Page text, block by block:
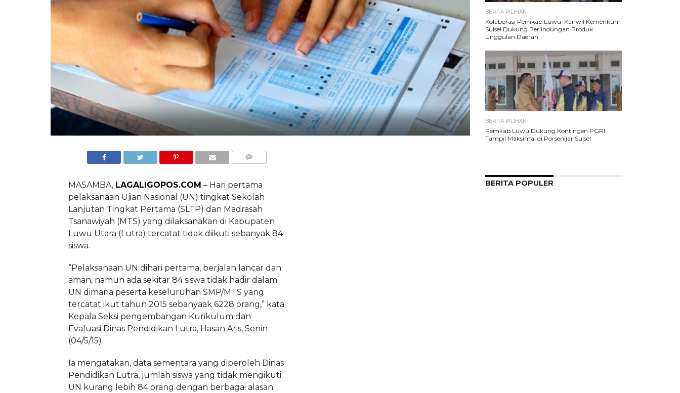
MASAMBA, LAGALIGOPOS.COM – Hari pertama
pelaksanaan Ujian Nasional (UN) tingkat Sekolah
Lanjutan Tingkat Pertama (SLTP) dan Madrasah
Tsanawiyah (MTS) yang dilaksanakan di Kabupaten
Luwu Utara (Lutra) tercatat tidak diikuti sebanyak 84
siswa.
“Pelaksanaan UN dihari pertama, berjalan lancar dan
aman, namun ada sekitar 84 siswa tidak hadir dalam
UN dimana peserta keseluruhan SMP/MTS yang
tercatat ikut tahun 2015 sebanyaak 6228 orang,” kata
Kepala Seksi pengembangan Kurikulum dan
Evaluasi Dinas Pendidikan Lutra, Hasan Aris, Senin
(04/5/15)
Ia mengatakan, data sementara yang diperoleh Dinas
Pendidikan Lutra, jumlah siswa yang tidak mengikuti
UN kurang lebih 84 orang dengan berbagai alasan
BERITA PILIHAN
Kolaborasi Pemkab Luwu–Kanwil Kemenkum
Sulsel Dukung Perlindungan Produk
Unggulan Daerah
BERITA PILIHAN
Pemkab Luwu Dukung Kontingen PGRI
Tampil Maksimal di Porsenijar Sulsel
BERITA POPULER